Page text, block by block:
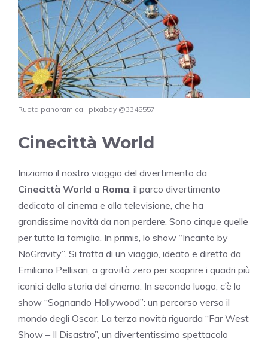
Ruota panoramica | pixabay @3345557
Cinecittà World
Iniziamo il nostro viaggio del divertimento da
Cinecittà World a Roma , il parco divertimento
dedicato al cinema e alla televisione, che ha
grandissime novità da non perdere. Sono cinque quelle
per tutta la famiglia. In primis, lo show “Incanto by
NoGravity”. Si tratta di un viaggio, ideato e diretto da
Emiliano Pellisari, a gravità zero per scoprire i quadri più
iconici della storia del cinema. In secondo luogo, c’è lo
show “Sognando Hollywood”: un percorso verso il
mondo degli Oscar. La terza novità riguarda “Far West
Show – Il Disastro”, un divertentissimo spettacolo